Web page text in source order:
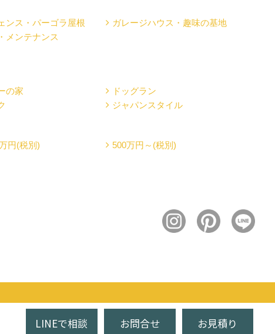
ンス・パーゴラ屋根
ガレージハウス・趣味の基地
メンテナンス
の家
ドッグラン
ジャパンスタイル
円(税別) 500万円～(税別)
LINEで相談 お問合せ お見積り